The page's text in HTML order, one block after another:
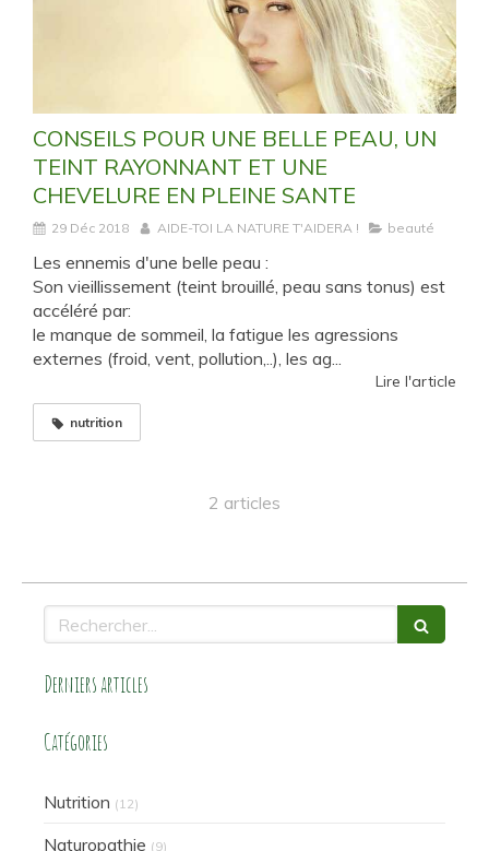
CONSEILS POUR UNE BELLE PEAU, UN
TEINT RAYONNANT ET UNE
CHEVELURE EN PLEINE SANTE
29 Déc 2018 AIDE-TOI LA NATURE T'AIDERA ! beauté
Les ennemis d'une belle peau :
Son vieillissement (teint brouillé, peau sans tonus) est
accéléré par:
le manque de sommeil, la fatigue les agressions
externes (froid, vent, pollution,..), les ag...
Lire l'article
nutrition
2 articles
Rechercher
Derniers articles
Catégories
Nutrition (12)
Naturopathie (9)